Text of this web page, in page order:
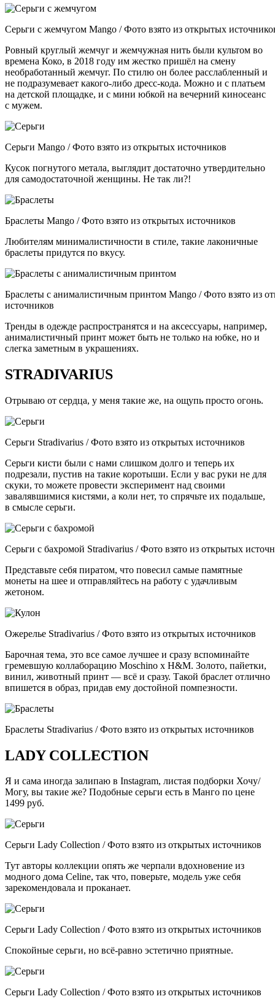
Серьги с жемчугом Mango / Фото взято из открытых
Ровный круглый жемчуг и жемчужная нить были культом во
времена Коко, в 2018 году им жестко пришёл на смену
необработанный жемчуг. По стилю он более расслабленный и
не подразумевает какого-либо дресс-кода. Можно и с платьем
на детской площадке, и с мини юбкой на вечерний киносеанс
с мужем.
Серьги Mango / Фото взято из открытых источников
Кусок погнутого метала, выглядит достаточно утвердительно
для самодостаточной женщины. Не так ли?!
Браслеты Mango / Фото взято из открытых источников
Любителям минималистичности в стиле, такие лаконичные
браслеты придутся по вкусу.
Браслеты с анималистичным принтом Mango / Фото взято из
источников
Тренды в одежде распространятся и на аксессуары, например,
анималистичный принт может быть не только на юбке, но и
слегка заметным в украшениях.
STRADIVARIUS
Отрываю от сердца, у меня такие же, на ощупь просто огонь.
Серьги Stradivarius / Фото взято из открытых источников
Серьги кисти были с нами слишком долго и теперь их
подрезали, пустив на такие коротыши. Если у вас руки не для
скуки, то можете провести эксперимент над своими
завалявшимися кистями, а коли нет, то спрячьте их подальше,
в смысле серьги.
Серьги с бахромой Stradivarius / Фото взято из открытых
Представьте себя пиратом, что повесил самые памятные
монеты на шее и отправляйтесь на работу с удачливым
жетоном.
Ожерелье Stradivarius / Фото взято из открытых источников
Барочная тема, это все самое лучшее и сразу вспоминайте
гремевшую коллаборацию Moschino x H&M. Золото, пайетки,
винил, животный принт — всё и сразу. Такой браслет отлично
впишется в образ, придав ему достойной помпезности.
Браслеты Stradivarius / Фото взято из открытых источников
LADY COLLECTION
Я и сама иногда залипаю в Instagram, листая подборки Хочу/
Могу, вы такие же? Подобные серьги есть в Манго по цене
1499 руб.
Серьги Lady Collection / Фото взято из открытых источников
Тут авторы коллекции опять же черпали вдохновение из
модного дома Celine, так что, поверьте, модель уже себя
зарекомендовала и проканает.
Серьги Lady Collection / Фото взято из открытых источников
Спокойные серьги, но всё-равно эстетично приятные.
Серьги Lady Collection / Фото взято из открытых источников